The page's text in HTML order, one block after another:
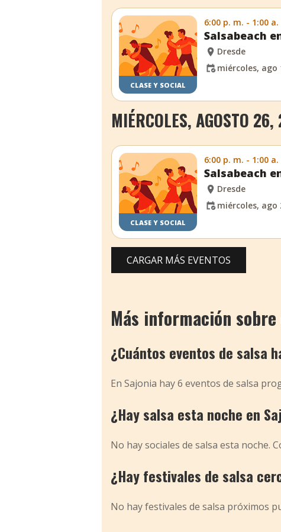
CLASE Y SOCIAL
6:00 p. m. - 1:00 a.
Salsabeach
Dresde
miércoles, ago
MIÉRCOLES, AGOSTO
CLASE Y SOCIAL
6:00 p. m. - 1:00 a.
Salsabeach
Dresde
miércoles, ago
CARGAR MÁS EVENTOS
Más información
¿Cuántos eventos de salsa
En Sajonia hay 6 eventos de salsa
¿Hay salsa esta noche en
No hay sociales de salsa esta noche.
¿Hay festivales de salsa
No hay festivales de salsa próximos